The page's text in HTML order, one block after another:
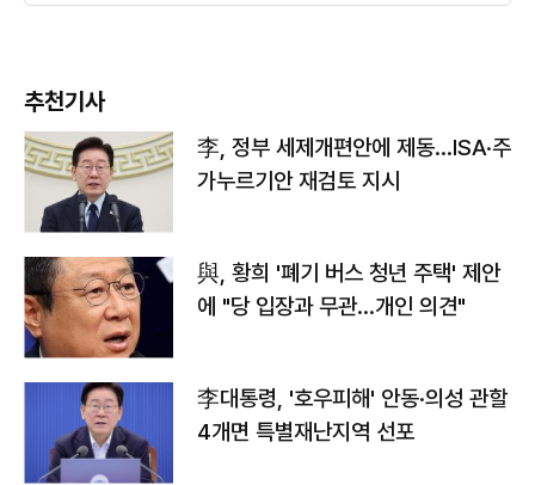
추천기사
李, 정부 세제개편안에 제동…ISA·주
가누르기안 재검토 지시
與, 황희 '폐기 버스 청년 주택' 제안
에 "당 입장과 무관…개인 의견"
李대통령, '호우피해' 안동·의성 관할
4개면 특별재난지역 선포